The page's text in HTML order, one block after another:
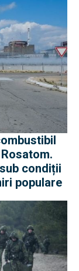
condiții
populare